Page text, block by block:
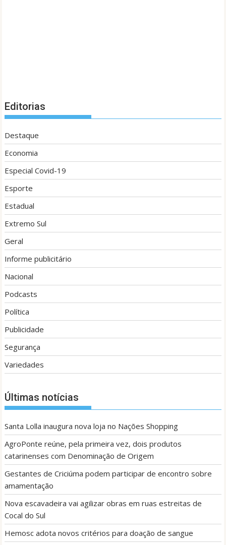
Editorias
Destaque
Economia
Especial Covid-19
Esporte
Estadual
Extremo Sul
Geral
Informe publicitário
Nacional
Podcasts
Política
Publicidade
Segurança
Variedades
Últimas notícias
Santa Lolla inaugura nova loja no Nações Shopping
AgroPonte reúne, pela primeira vez, dois produtos
catarinenses com Denominação de Origem
Gestantes de Criciúma podem participar de encontro sobre
amamentação
Nova escavadeira vai agilizar obras em ruas estreitas de
Cocal do Sul
Hemosc adota novos critérios para doação de sangue